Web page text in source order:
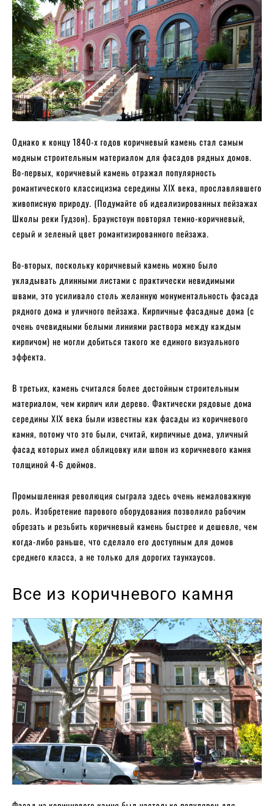
Однако к концу 1840-х годов коричневый камень стал самым
модным строительным материалом для фасадов рядных домов.
Во-первых, коричневый камень отражал популярность
романтического классицизма середины XIX века, прославлявшего
живописную природу. (Подумайте об идеализированных пейзажах
Школы реки Гудзон). Браунстоун повторял темно-коричневый,
серый и зеленый цвет романтизированного пейзажа.
Во-вторых, поскольку коричневый камень можно было
укладывать длинными листами с практически невидимыми
швами, это усиливало столь желанную монументальность фасада
рядного дома и уличного пейзажа. Кирпичные фасадные дома (с
очень очевидными белыми линиями раствора между каждым
кирпичом) не могли добиться такого же единого визуального
эффекта.
В третьих, камень считался более достойным строительным
материалом, чем кирпич или дерево. Фактически рядовые дома
середины XIX века были известны как фасады из коричневого
камня, потому что это были, считай, кирпичные дома, уличный
фасад которых имел облицовку или шпон из коричневого камня
толщиной 4-6 дюймов.
Промышленная революция сыграла здесь очень немаловажную
роль. Изобретение парового оборудования позволило рабочим
обрезать и резьбить коричневый камень быстрее и дешевле, чем
когда-либо раньше, что сделало его доступным для домов
среднего класса, а не только для дорогих таунхаусов.
Все из коричневого камня